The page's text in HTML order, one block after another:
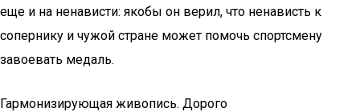
еще и на ненависти: якобы он верил, что ненависть к
сопернику и чужой стране может помочь спортсмену
завоевать медаль.
Гармонизирующая живопись. Дорого